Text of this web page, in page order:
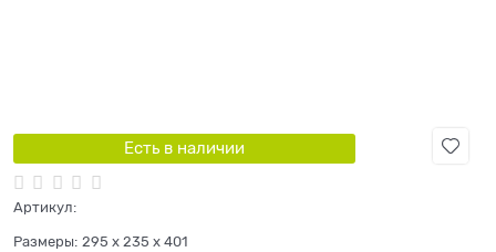
Есть в наличии
Артикул:
Размеры: 295 x 235 x 401